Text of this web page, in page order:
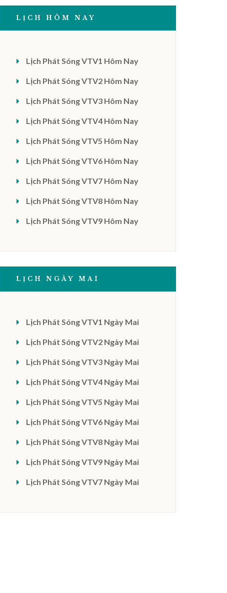
LỊCH HÔM NAY
Lịch Phát Sóng VTV1 Hôm Nay
Lịch Phát Sóng VTV2 Hôm Nay
Lịch Phát Sóng VTV3 Hôm Nay
Lịch Phát Sóng VTV4 Hôm Nay
Lịch Phát Sóng VTV5 Hôm Nay
Lịch Phát Sóng VTV6 Hôm Nay
Lịch Phát Sóng VTV7 Hôm Nay
Lịch Phát Sóng VTV8 Hôm Nay
Lịch Phát Sóng VTV9 Hôm Nay
LỊCH NGÀY MAI
Lịch Phát Sóng VTV1 Ngày Mai
Lịch Phát Sóng VTV2 Ngày Mai
Lịch Phát Sóng VTV3 Ngày Mai
Lịch Phát Sóng VTV4 Ngày Mai
Lịch Phát Sóng VTV5 Ngày Mai
Lịch Phát Sóng VTV6 Ngày Mai
Lịch Phát Sóng VTV8 Ngày Mai
Lịch Phát Sóng VTV9 Ngày Mai
Lịch Phát Sóng VTV7 Ngày Mai